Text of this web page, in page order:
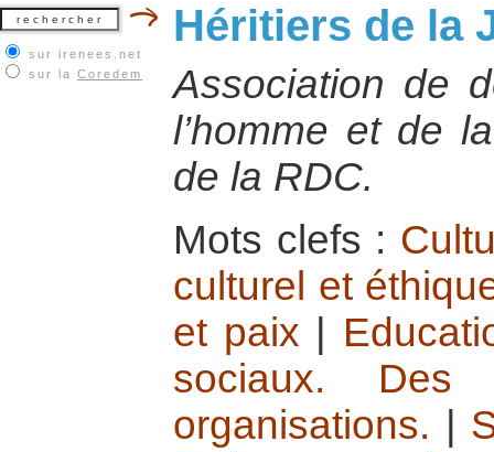
sur irenees.net
sur la Coredem
Héritiers de la
Association de
l’homme et de
de la RDC.
Mots clefs :
culturel et
et paix
sociaux.
organisations.